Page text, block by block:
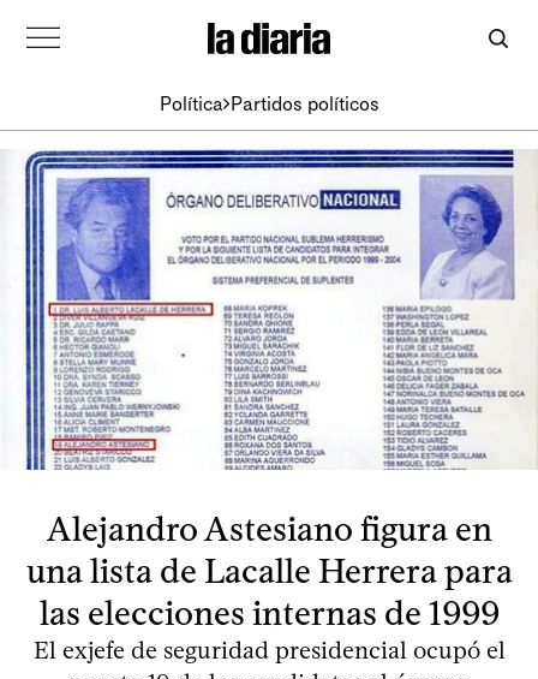
Política Partidos políticos
Alejandro Astesiano figura en
una lista de Lacalle Herrera para
las elecciones internas de 1999
El exjefe de seguridad presidencial ocupó el